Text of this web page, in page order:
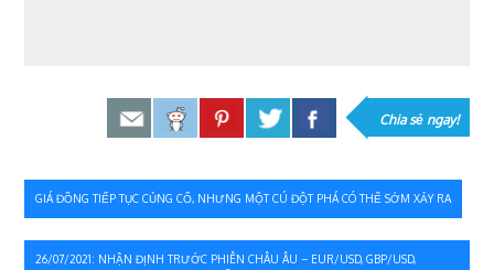
Chia sẻ ngay!
Điều
hướng
GIÁ ĐỒNG TIẾP TỤC CỦNG CỐ, NHƯNG MỘT CÚ ĐỘT PHÁ CÓ THỂ SỚM XẢY RA
26/07/2021: NHẬN ĐỊNH TRƯỚC PHIÊN CHÂU ÂU – EUR/USD, GBP/USD,